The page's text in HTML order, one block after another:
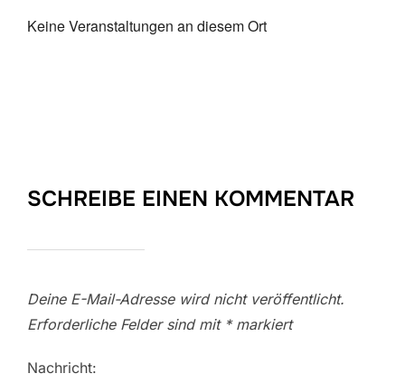
Keine Veranstaltungen an diesem Ort
SCHREIBE EINEN KOMMENTAR
Deine E-Mail-Adresse wird nicht veröffentlicht.
Erforderliche Felder sind mit *markiert
Nachricht: